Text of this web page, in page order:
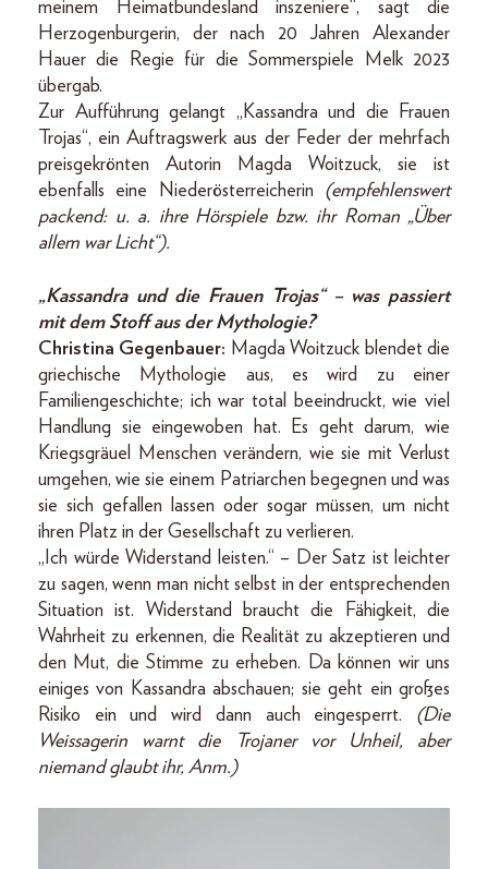
meinem Heimatbundesland inszeniere“, sagt die
Herzogenburgerin, der nach 20 Jahren Alexander
Hauer die Regie für die Sommerspiele Melk 2023
übergab.
Zur Aufführung gelangt „Kassandra und die Frauen
Trojas“, ein Auftragswerk aus der Feder der mehrfach
preisgekrönten Autorin Magda Woitzuck, sie ist
ebenfalls eine Niederösterreicherin (empfehlenswert
packend: u. a. ihre Hörspiele bzw. ihr Roman „Über
allem war Licht“).
„Kassandra und die Frauen Trojas“ – was passiert
mit dem Stoff aus der Mythologie?
Christina Gegenbauer: Magda Woitzuck blendet die
griechische Mythologie aus, es wird zu einer
Familiengeschichte; ich war total beeindruckt, wie viel
Handlung sie eingewoben hat. Es geht darum, wie
Kriegsgräuel Menschen verändern, wie sie mit Verlust
umgehen, wie sie einem Patriarchen begegnen und was
sie sich gefallen lassen oder sogar müssen, um nicht
ihren Platz in der Gesellschaft zu verlieren.
„Ich würde Widerstand leisten.“ – Der Satz ist leichter
zu sagen, wenn man nicht selbst in der entsprechenden
Situation ist. Widerstand braucht die Fähigkeit, die
Wahrheit zu erkennen, die Realität zu akzeptieren und
den Mut, die Stimme zu erheben. Da können wir uns
einiges von Kassan­dra abschauen; sie geht ein großes
Risiko ein und wird dann auch eingesperrt. (Die
Weissagerin warnt die Trojaner vor Unheil, aber
niemand glaubt ihr, Anm.)